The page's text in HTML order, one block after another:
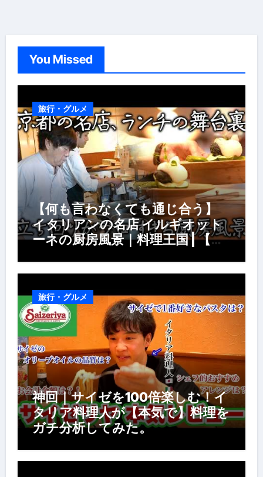
You Missed
旅行・グルメ
【何も言わなくても通じ合う】
イタリアンの名店 イルギオット
ーネの厨房風景｜料理王国 | 【厨
風景】
旅行・グルメ
神回｜サイゼを100倍楽しむ！イ
タリア料理人が【本気で】料理を
ガチ分析してみた。